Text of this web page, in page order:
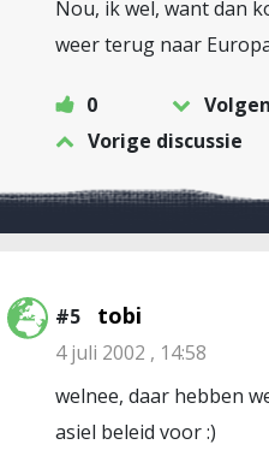
Nou, ik wel, want dan
weer terug naar
0
Vorige discussie
#5 tobi
4 juli 2002 , 14:58
welnee, daar hebben
asiel beleid voor :)